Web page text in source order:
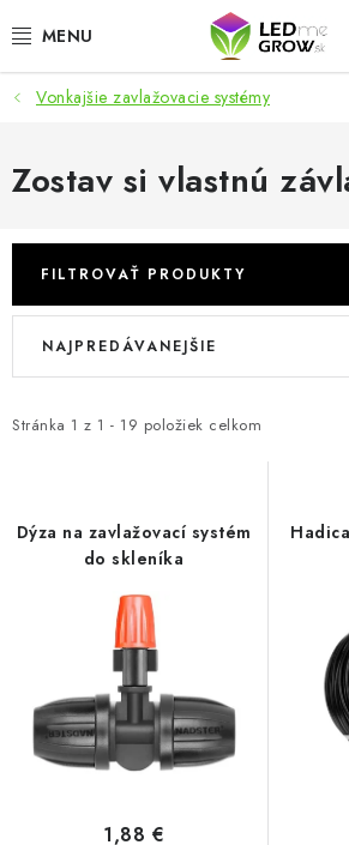
na
AKCIE
LED OSVETLENIE PRE RASTLINY
MICROGREENS
SMART GARDEN
Obchodné podmienky
Predávané značky
Podmienky o ochrane osobných údajov
Vonkajšie zavlažovacie systémy
Zostav si vlastnú
FILTROVAŤ PRODUKTY
V
i
r
Stránka 1 z 1 - 19 položiek celkom
R
e
e
NAJPREDÁVANEJŠIE
Dýza na zavlažovací systém
do skleníka
1,88 €